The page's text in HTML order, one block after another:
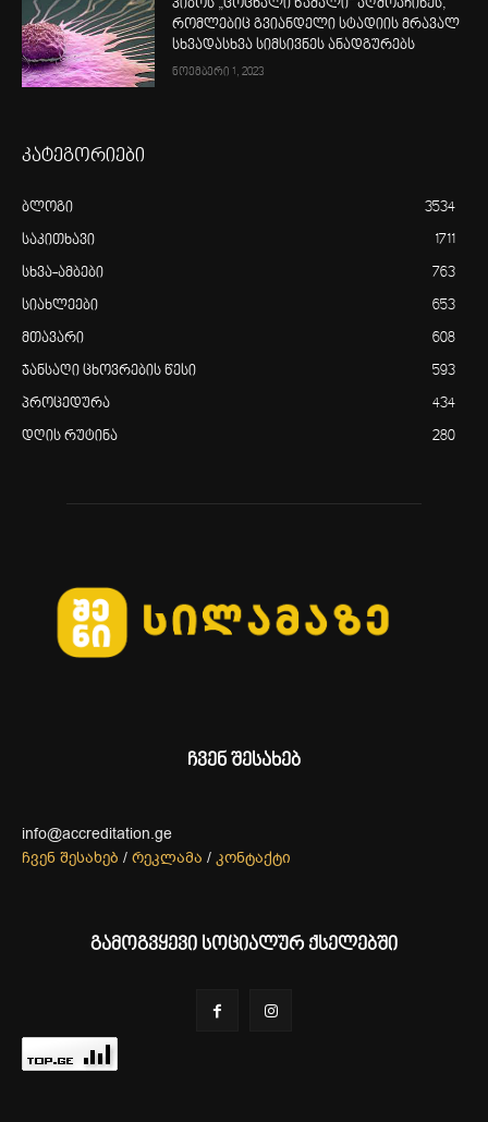
კიბოს „ცოცხალი წამალი“ აღმოაჩინეს,
რომლებიც გვიანდელი სტადიის მრავალ
სხვადასხვა სიმსივნეს ანადგურებს
ნოემბერი 1, 2023
კატეგორიები
ბლოგი 3534
საკითხავი 1711
სხვა-ამბები 763
სიახლეები 653
მთავარი 608
ჯანსაღი ცხოვრების წესი 593
პროცედურა 434
დღის რუტინა 280
ჩვენ შესახებ
info@accreditation.ge
ჩვენ შესახებ / რეკლამა / კონტაქტი
გამოგვყევი სოციალურ ქსელებში